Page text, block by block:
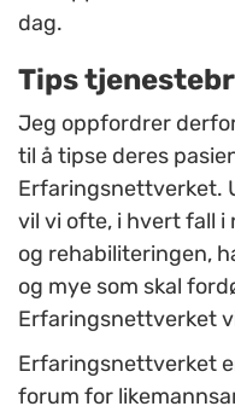
dag.
Tips
Jeg oppfordrer
til å tipse deres
Erfaringsnettverket.
vil vi ofte, i hvert fall i
og rehabiliteringen,
og mye som skal
Erfaringsnettverket
Erfaringsnettverket
forum for